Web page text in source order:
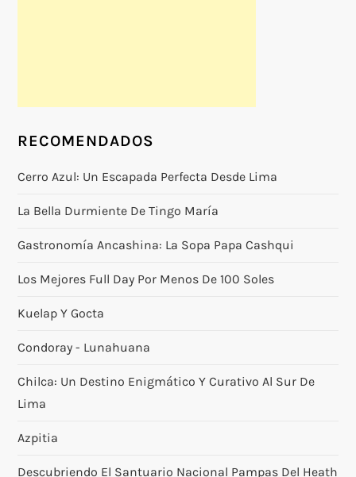
RECOMENDADOS
Cerro Azul: Un Escapada Perfecta Desde Lima
La Bella Durmiente De Tingo María
Gastronomía Ancashina: La Sopa Papa Cashqui
Los Mejores Full Day Por Menos De 100 Soles
Kuelap Y Gocta
Condoray - Lunahuana
Chilca: Un Destino Enigmático Y Curativo Al Sur De
Lima
Azpitia
Descubriendo El Santuario Nacional Pampas Del Heath